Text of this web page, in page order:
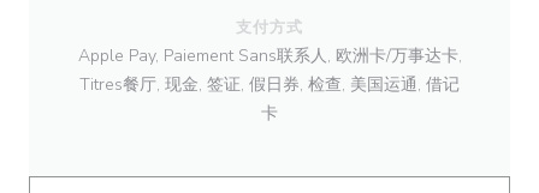
支付方式
Apple Pay, Paiement Sans联系人, 欧洲卡/万事达卡,
Titres餐厅, 现金, 签证, 假日券, 检查, 美国运通, 借记
卡